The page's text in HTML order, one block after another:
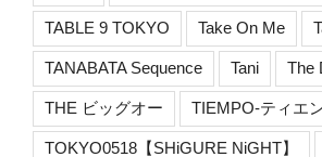
TABLE 9 TOKYO Take On Me
TANABATA Sequence Tani The
THE ビッグオー TIEMPO-ティエ
TOKYO0518【SHiGURE NiGHT】